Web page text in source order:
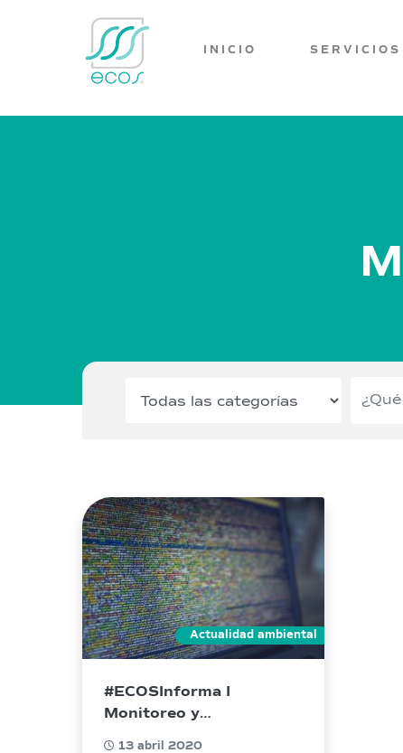
INICIO SERVICIOS
Actualidad ambiental
#ECOSInforma I
Monitoreo y
13 abril 2020